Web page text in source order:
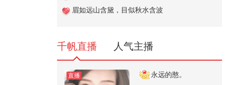
俄原油炼完再卖回去 印度这波稳赚
不赔
眉如远山含黛，目似秋水含波
千帆直播 人气主播
直播 永远的憨。